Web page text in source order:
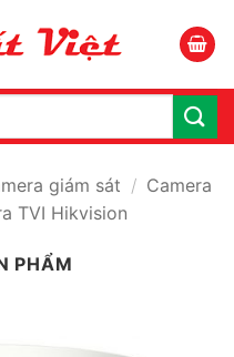
giám sát / Camera
TVI Hikvision
PHẨM